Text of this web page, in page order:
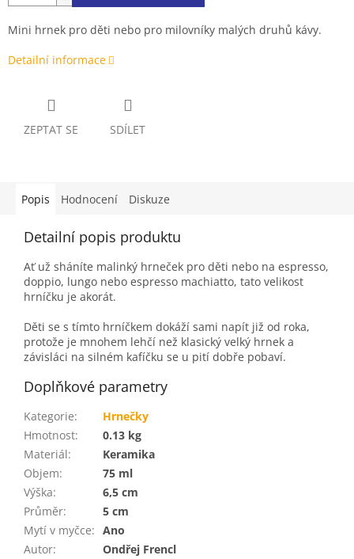
Mini hrnek pro děti nebo pro milovníky malých druhů kávy.
Detailní informace
ZEPTAT SE SDÍLET
Popis Hodnocení Diskuze
Detailní popis produktu
Ať už sháníte malinký hrneček pro děti nebo na espresso,
doppio, lungo nebo espresso machiatto, tato velikost
hrníčku je akorát.
Děti se s tímto hrníčkem dokáží sami napít již od roka,
protože je mnohem lehčí než klasický velký hrnek a
závisláci na silném kafíčku se u pití dobře pobaví.
Doplňkové parametry
Kategorie:
Hrnečky
Hmotnost:
0.13 kg
Materiál:
Keramika
Objem:
75 ml
Výška:
6,5 cm
Průměr:
5 cm
Mytí v myčce: Ano
Autor: Ondřej Frencl